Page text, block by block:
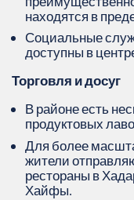
находятся в
Социальные
доступны в
Торговля и досуг
В районе есть
продуктовых
Для более
жители
рестораны в
Хайфы.